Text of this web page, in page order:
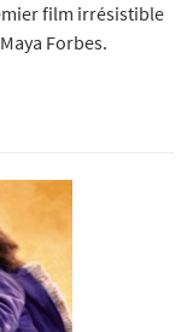
film irrésistible
Forbes.